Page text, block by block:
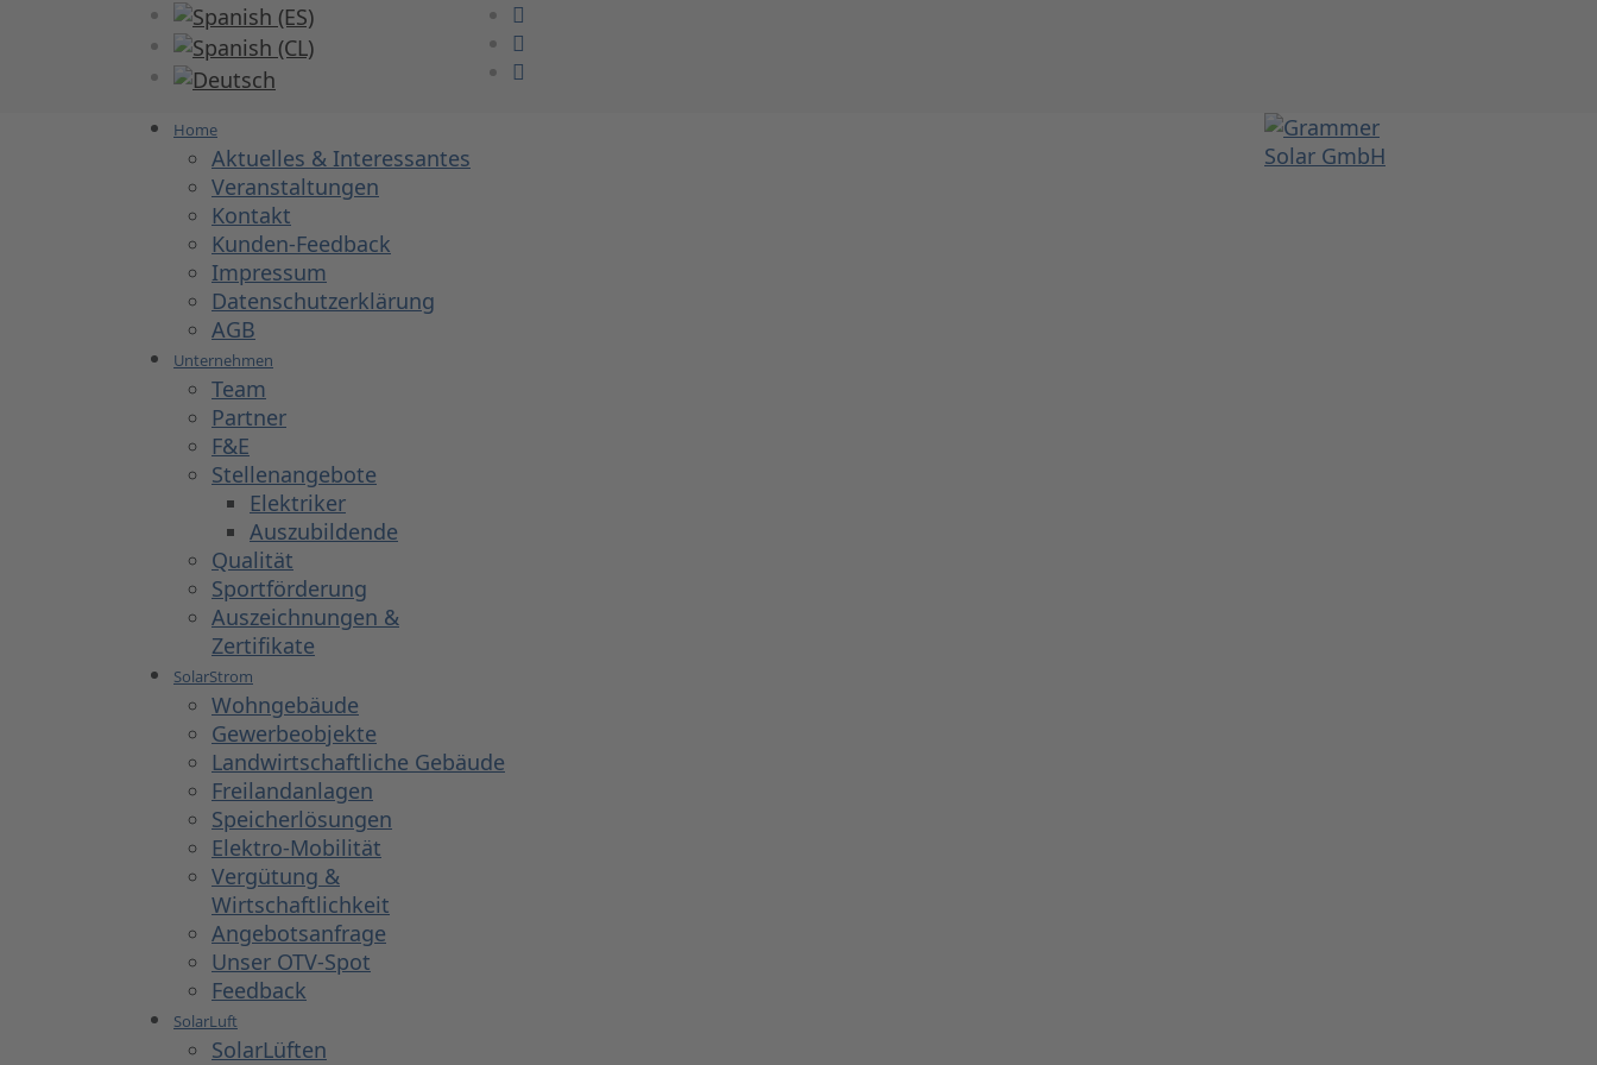
Sprache auswählen
Home
Aktuelles & Interessantes
Veranstaltungen
Kontakt
Kunden-Feedback
Impressum
Datenschutzerklärung
AGB
Unternehmen
Team
Partner
F&E
Stellenangebote
Elektriker
Auszubildende
Qualität
Sportförderung
Auszeichnungen &
Zertifikate
SolarStrom
Wohngebäude
Gewerbeobjekte
Landwirtschaftliche Gebäude
Freilandanlagen
Speicherlösungen
Elektro-Mobilität
Vergütung &
Wirtschaftlichkeit
Angebotsanfrage
Unser OTV-Spot
Feedback
SolarLuft
SolarLüften